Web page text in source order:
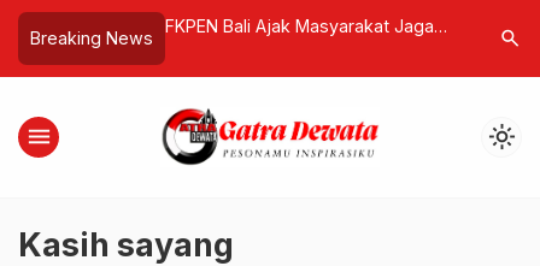
Breaking News
PBNU Sebagai
Pemerintah
FKPEN Bali Ajak Masyarakat Jaga
Dewata
Rupiah
search
menu light_mode
Kasih sayang